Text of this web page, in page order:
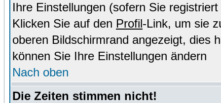
Ihre Einstellungen (sofern Sie
Klicken Sie auf den Profil-Link, um sie
oberen Bildschirmrand angezeigt, dies
können Sie Ihre Einstellungen ändern
Nach oben
Die Zeiten stimmen nicht!